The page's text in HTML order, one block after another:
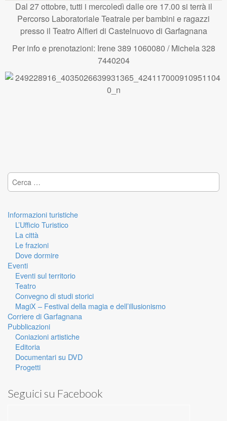
Dal 27 ottobre, tutti i mercoledì dalle ore 17.00 si terrà il
Percorso Laboratoriale Teatrale per bambini e ragazzi
presso il Teatro Alfieri di Castelnuovo di Garfagnana
Per info e prenotazioni: Irene 389 1060080 / Michela 328
7440204
Ricerca per:
Informazioni turistiche
L’Ufficio Turistico
La città
Le frazioni
Dove dormire
Eventi
Eventi sul territorio
Teatro
Convegno di studi storici
MagiX – Festival della magia e dell’illusionismo
Corriere di Garfagnana
Pubblicazioni
Coniazioni artistiche
Editoria
Documentari su DVD
Progetti
Seguici su Facebook